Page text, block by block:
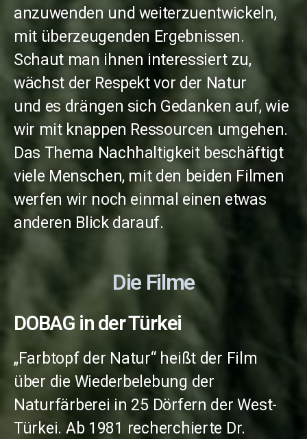
anzuwenden und weiterzuentwickeln,
mit überzeugenden Ergebnissen.
Schaut man ihnen interessiert zu,
wächst der Respekt vor der Natur
und es drängen sich Gedanken auf, wie
wir mit knappen Ressourcen umgehen.
Das Thema Nachhaltigkeit beschäftigt
viele Menschen, mit den beiden Filmen
werfen wir noch einmal einen etwas
anderen Blick darauf.
Die Filme
DOBAG in der Türkei
„Farbtopf der Natur“ heißt der Film
über die Wiederbelebung der
Naturfärberei in 25 Dörfern der West-
Türkei. Ab 1981 recherchierte Dr.